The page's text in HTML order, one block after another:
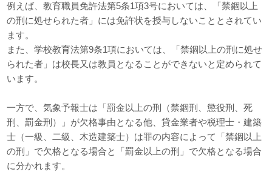
例えば、教育職員免許法第5条1項3号においては、「禁錮以上
の刑に処せられた者」には免許状を授与しないこととされてい
ます。
また、学校教育法第9条1項においては、「禁錮以上の刑に処せ
られた者」は校長又は教員となることができないと定められて
います。
一方で、気象予報士は「罰金以上の刑（禁錮刑、懲役刑、死
刑、罰金刑）」が欠格事由となる他、貸金業者や税理士・建築
士（一級、二級、木造建築士）は罪の内容によって「禁錮以上
の刑」で欠格となる場合と「罰金以上の刑」で欠格となる場合
に分かれます。